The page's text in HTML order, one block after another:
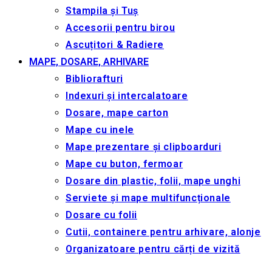
Stampila și Tuș
Accesorii pentru birou
Ascuțitori & Radiere
MAPE, DOSARE, ARHIVARE
Bibliorafturi
Indexuri și intercalatoare
Dosare, mape carton
Mape cu inele
Mape prezentare și clipboarduri
Mape cu buton, fermoar
Dosare din plastic, folii, mape unghi
Serviete și mape multifuncționale
Dosare cu folii
Cutii, containere pentru arhivare, alonje
Organizatoare pentru cărți de vizită